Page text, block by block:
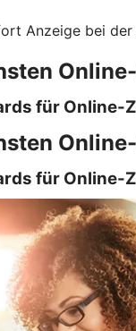
Anzeige bei
für Online-
für Online-